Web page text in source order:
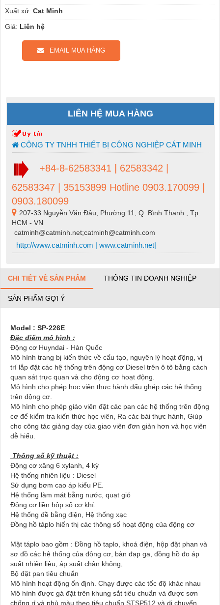
Xuất xứ: Cat Minh
Giá: Liên hệ
EMAIL MUA HÀNG
LIÊN HỆ MUA HÀNG
CÔNG TY TNHH THIẾT BỊ CÔNG NGHIỆP CÁT MINH
+84-8-62583341 | 62583342 |
62583347 | 35153899 Hotline 0903.170099 |
0903.180099
207-33 Nguyễn Văn Đậu, Phường 11, Q. Bình Thạnh , Tp.
HCM - VN
catminh@catminh.net;catminh@catminh.com
http://www.catminh.com | www.catminh.net|
CHI TIẾT VỀ SẢN PHẨM THÔNG TIN DOANH NGHIỆP
SẢN PHẨM GỢI Ý
Model : SP-226E
Đặc điểm mô hình :
Động cơ Huyndai - Hàn Quốc
Mô hình trang bị kiến thức về cấu tạo, nguyên lý hoạt động, vị
trí lắp đặt các hệ thống trên động cơ Diesel trên ô tô bằng cách
quan sát trực quan và cho động cơ hoạt động.
Mô hình cho phép học viên thực hành đấu ghép các hệ thống
trên động cơ.
Mô hình cho phép giáo viên đặt các pan các hệ thống trên động
cơ để kiểm tra kiến thức học viên, Ra các bài thực hành, Giúp
cho công tác giảng dạy của giao viên đơn giản hơn và học viên
dễ hiểu.
Thông số kỹ thuật :
Động cơ xăng 6 xylanh, 4 kỳ
Hệ thống nhiên liệu : Diesel
Sử dụng bơm cao áp kiểu PE.
Hệ thống làm mát bằng nước, quạt gió
Động cơ liền hộp số cơ khí.
Hệ thống đề bằng điện, Hệ thống xạc
Đồng hồ táplo hiển thị các thông số hoạt động của động cơ
Mặt táplo bao gồm : Đồng hồ taplo, khoá điện, hộp đặt phan và
sơ đồ các hệ thống của động cơ, bàn đạp ga, đồng hồ đo áp
suất nhiên liệu, áp suất chân không,
Bộ đặt pan tiêu chuẩn
Mô hình hoạt động ổn định. Chạy được các tốc độ khác nhau
Mô hình được gá đặt trên khung sắt tiêu chuẩn và được sơn
chống rỉ và phủ màu theo tiêu chuẩn STSP512.và di chuyển